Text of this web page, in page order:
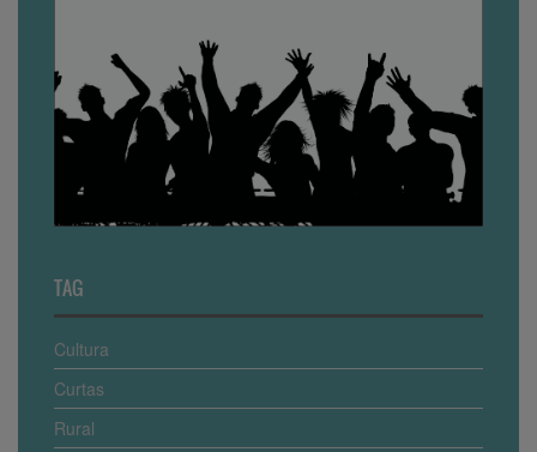
TAG
Cultura
Curtas
Rural